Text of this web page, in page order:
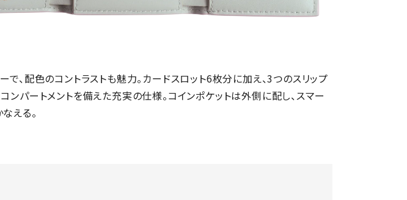
で、配色のコントラストも魅力。カードスロット6枚分に加え、3つのスリップ
ンパートメントを備えた充実の仕様。コインポケットは外側に配し、スマー
える。